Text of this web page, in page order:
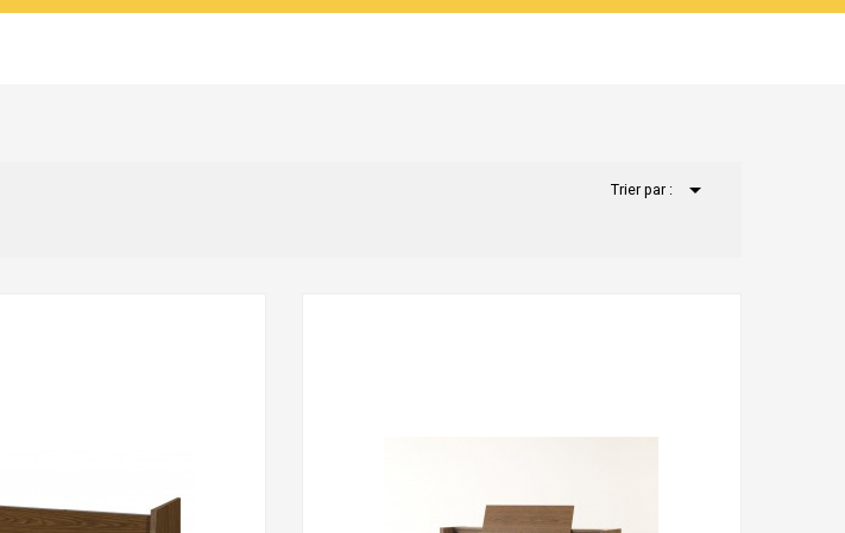
Trier par : 